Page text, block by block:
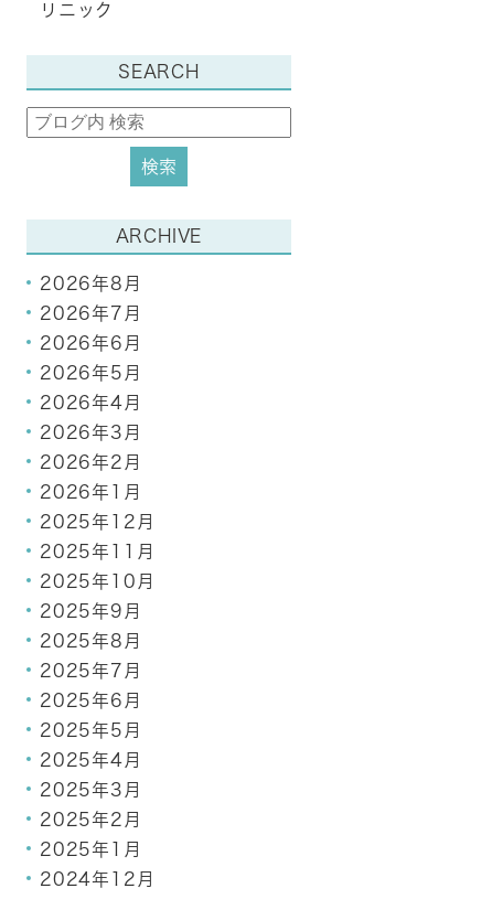
リニック
SEARCH
ARCHIVE
2026年8月
2026年7月
2026年6月
2026年5月
2026年4月
2026年3月
2026年2月
2026年1月
2025年12月
2025年11月
2025年10月
2025年9月
2025年8月
2025年7月
2025年6月
2025年5月
2025年4月
2025年3月
2025年2月
2025年1月
2024年12月